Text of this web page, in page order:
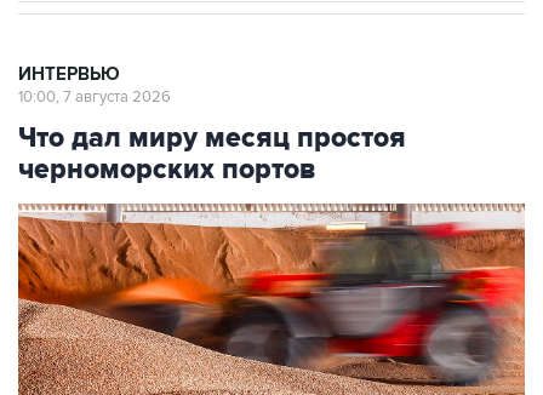
ИНТЕРВЬЮ
10:00, 7 августа 2026
Что дал миру месяц простоя
черноморских портов